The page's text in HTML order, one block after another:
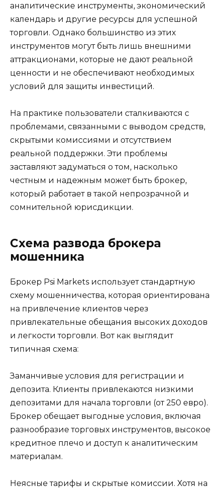
аналитические инструменты, экономический
календарь и другие ресурсы для успешной
торговли. Однако большинство из этих
инструментов могут быть лишь внешними
аттракционами, которые не дают реальной
ценности и не обеспечивают необходимых
условий для защиты инвестиций.
На практике пользователи сталкиваются с
проблемами, связанными с выводом средств,
скрытыми комиссиями и отсутствием
реальной поддержки. Эти проблемы
заставляют задуматься о том, насколько
честным и надежным может быть брокер,
который работает в такой непрозрачной и
сомнительной юрисдикции.
Схема развода брокера
мошенника
Брокер Psi Markets использует стандартную
схему мошенничества, которая ориентирована
на привлечение клиентов через
привлекательные обещания высоких доходов
и легкости торговли. Вот как выглядит
типичная схема:
Заманчивые условия для регистрации и
депозита. Клиенты привлекаются низкими
депозитами для начала торговли (от 250 евро).
Брокер обещает выгодные условия, включая
разнообразие торговых инструментов, высокое
кредитное плечо и доступ к аналитическим
материалам.
Неясные тарифы и скрытые комиссии. Хотя на